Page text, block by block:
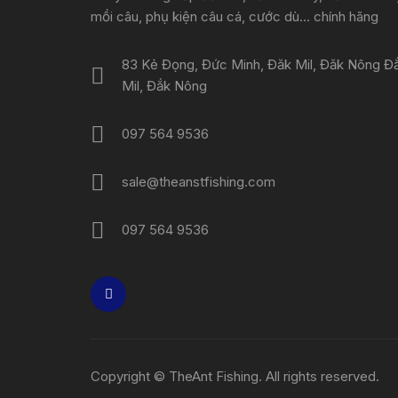
mồi câu, phụ kiện câu cá, cước dù... chính hãng
83 Kẻ Đọng, Đức Minh, Đăk Mil, Đăk Nông
Mil, Đắk Nông
097 564 9536
sale@theanstfishing.com
097 564 9536
Copyright © TheAnt Fishing. All rights reserved.